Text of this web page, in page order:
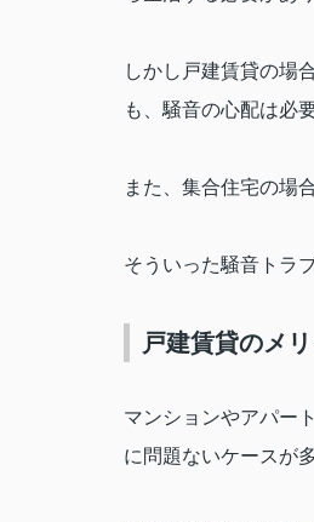
しかし戸建賃貸の場
も、騒音の心配は必
また、集合住宅の場
そういった騒音トラ
戸建賃貸のメ
マンションやアパー
に問題ないケースが